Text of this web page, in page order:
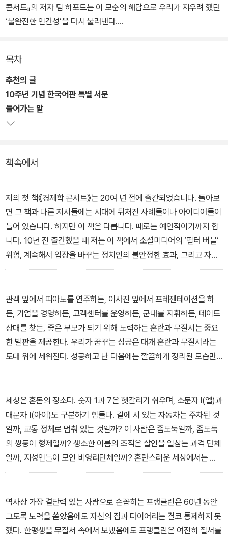
콘서트』의 저자 팀 하포드는 이 모순의 해답으로 우리가 지우려 했던
‘불완전한 인간성’을 다시 불러낸다.
복탄력성을 다양한 사례로 풀어낸다. 피아니스트, 과학자, 기업가 등
의 이야기를 통해 불완전함이 창조와 성취로 이어지는 과정을 역사와
과학, 예술 전반에서 탐구한다.
효율과 최적화가 지배하는 시대에 불완전함의 가치를 다시 묻는다.
구체적으로 성찰하게 한다.
목차
추천의 글
10주년 기념 한국어판 특별 서문
들어가는 말
책속에서
저의 첫 책《경제학 콘서트》는 20여 년 전에 출간되었습니다. 돌아보
면 그 책과 다른 저서들에는 시대에 뒤처진 사례들이나 아이디어들이
들어 있습니다. 하지만 이 책은 다릅니다. 때로는 예언적이기까지 합
니다. 10년 전 출간했을 때 저는 이 책에서 소셜미디어의 ‘필터 버블’
위험, 계속해서 입장을 바꾸는 정치인의 불안정한 효과, 그리고 자동
화된 시스템에 지나치게 의존해 결정을 내리는 ‘자동화의 역설’을 경
지능이 운전부터 채용 과정까지 모든 것을 관리하기 시작한 지금, 우
리는 더욱더 즉흥적인 인간만의 능력을 계속해서 갈고닦아야 합니다.
- 10주년 기념 한국어판 특별 서문 중에서
관객 앞에서 피아노를 연주하든, 이사진 앞에서 프레젠테이션을 하
든, 기업을 경영하든, 고객센터를 운영하든, 군대를 지휘하든, 데이트
상대를 찾든, 좋은 부모가 되기 위해 노력하든 혼란과 무질서는 중요
한 발판을 제공한다. 우리가 꿈꾸는 성공은 대개 혼란과 무질서라는
토대 위에 세워진다. 성공하고 난 다음에는 깔끔하게 정리된 모습만
드러나니 우리가 잘 알지 못할 뿐이다. 내가 이 책을 쓰기로 마음먹은
다. 혼란과 무질서가 얼마나 유용한지 이야기하는 사람이 너무나 적
기 때문이다. 가끔은 무질서한 상태 속에 놀라운 마법이 숨어 있다는
사실을 여러분에게 일깨워주고 싶다.
- 들어가는 말 중에서
세상은 혼돈의 장소다. 숫자 1과 7은 헷갈리기 쉬우며, 소문자 l(엘)과
대문자 I(아이)도 구분하기 힘들다. 길에 서 있는 자동차는 주차된 것
일까, 교통 정체로 멈춰 있는 것일까? 이 사람은 좀도둑일까, 좀도둑
의 쌍둥이 형제일까? 생소한 이름의 조직은 살인을 일삼는 과격 단체
일까, 지성인들이 모인 비영리단체일까? 혼란스러운 세상에서는 실
수가 일어날 수밖에 없다. 하지만 자동화 시스템은 모든 것을 깔끔하
특정한 카테고리로 분류하면, 이 정보는 어떠한 논쟁이나 불확실성도
허용하지 않는 명확한 정의가 되어버린다. 컴퓨터는 이제 인간이 관
여하지 않아도 스스로 데이터베이스를 축적한다. 그것을 어떤 목적으
역사상 가장 결단력 있는 사람으로 손꼽히는 프랭클린은 60년 동안
그토록 노력을 쏟았음에도 자신의 집과 다이어리는 결코 통제하지 못
했다. 한평생을 무질서 속에서 보냈음에도 프랭클린은 여전히 질서를